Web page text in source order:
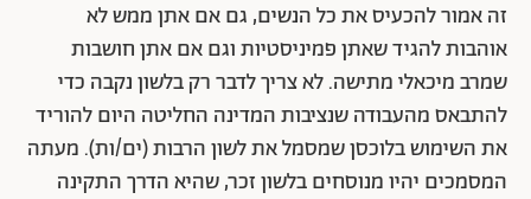
זה אמור להכעיס את כל הנשים, גם אם אתן ממש לא
אוהבות להגיד שאתן פמיניסטיות וגם אם אתן חושבות
שמרב מיכאלי מתישה. לא צריך לדבר רק בלשון נקבה כדי
להתבאס מהעבודה שנציבות המדינה החליטה היום להוריד
את השימוש בלוכסן שמסמל את לשון הרבות (ים/ות). מעתה
המסמכים יהיו מנוסחים בלשון זכר, שהיא הדרך התקינה